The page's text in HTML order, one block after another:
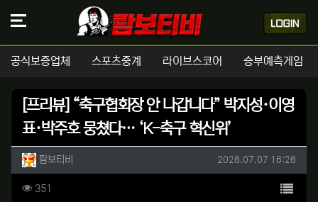
공식보증업체 스포츠중계 라이브스코어 승부예측게임
[프리뷰] “축구협회장 안 나갑니다” 박지성·이영
표·박주호 뭉쳤다… ‘K-축구 혁신위’
작성자 정보
람보티비 작성일
2026.07.07 16:26
컨텐츠 정보
351 목록